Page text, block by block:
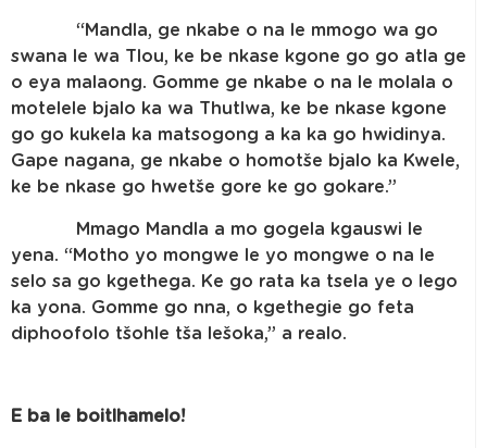
“Mandla, ge nkabe o na le mmogo wa go
swana le wa Tlou, ke be nkase kgone go go atla ge
o eya malaong. Gomme ge nkabe o na le molala o
motelele bjalo ka wa Thutlwa, ke be nkase kgone
go go kukela ka matsogong a ka ka go hwidinya.
Gape nagana, ge nkabe o homotše bjalo ka Kwele,
ke be nkase go hwetše gore ke go gokare.”
Mmago Mandla a mo gogela kgauswi le
yena. “Motho yo mongwe le yo mongwe o na le
selo sa go kgethega. Ke go rata ka tsela ye o lego
ka yona. Gomme go nna, o kgethegie go feta
diphoofolo tšohle tša lešoka,” a realo.
E ba le boitlhamelo!